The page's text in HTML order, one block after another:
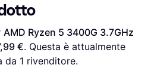
AMD Ryzen 5 3400G 3.7GHz
€. Questa è attualmente
1 rivenditore.